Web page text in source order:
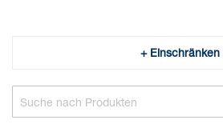
+ Einschränken